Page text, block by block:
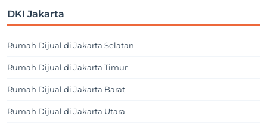
DKI Jakarta
Rumah Dijual di Jakarta Selatan
Rumah Dijual di Jakarta Timur
Rumah Dijual di Jakarta Barat
Rumah Dijual di Jakarta Utara